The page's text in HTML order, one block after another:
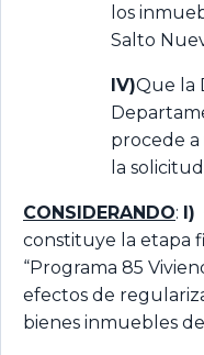
los
Salto
IV)Que la
procede
la
CONSIDERANDO: I)
constituye la etapa
“Programa 85
efectos de
bienes inmuebles